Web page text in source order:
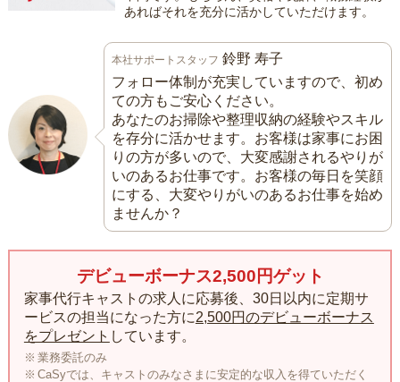
あればそれを充分に活かしていただけます。
本社サポートスタッフ 鈴野 寿子
フォロー体制が充実していますので、初め
ての方もご安心ください。
あなたのお掃除や整理収納の経験やスキル
を存分に活かせます。お客様は家事にお困
りの方が多いので、大変感謝されるやりが
いのあるお仕事です。お客様の毎日を笑顔
にする、大変やりがいのあるお仕事を始め
ませんか？
デビューボーナス2,500円ゲット
家事代行キャストの求人に応募後、30日以内に定期サ
ービスの担当になった方に2,500円のデビューボーナス
をプレゼント しています。
業務委託のみ
CaSyでは、キャストのみなさまに安定的な収入を得ていただく